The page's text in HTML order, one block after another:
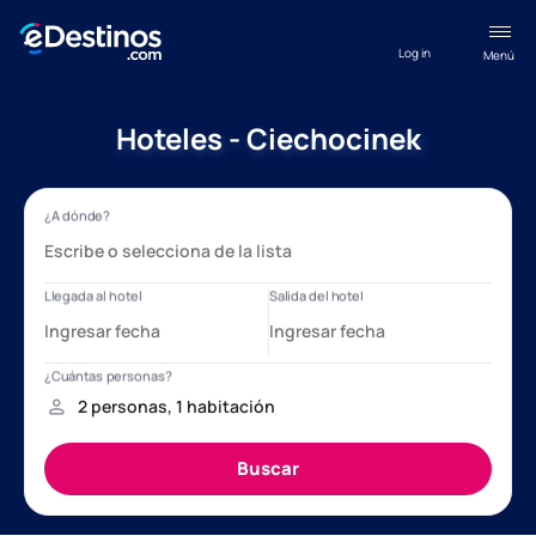
Menú
Log in
Hoteles - Ciechocinek